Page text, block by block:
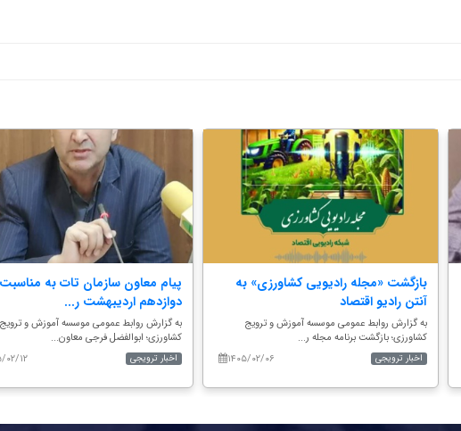
پیام معاون سازمان تات به مناسبت
دوازدهم اردیبهشت ر...
به گزارش روابط عمومی موسسه آموزش و ترویج
کشاورزی؛ ابوالفضل فرجی معاون...
۱۴۰۵/
اخبار ترویجی
بازگشت «مجله رادیویی کشاورزی» به
آنتن رادیو اقتصاد
به گزارش روابط عمومی موسسه آموزش و ترویج
کشاورزی؛ بازگشت برنامه مجله ر...
۱۴۰۵/۰۲/۰۶
اخبار ترویجی